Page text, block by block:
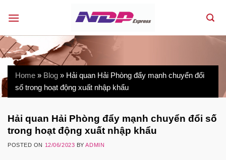
Home » Blog » Hải quan Hải Phòng đẩy mạnh chuyển đổi
số trong hoạt động xuất nhập khẩu
Hải quan Hải Phòng đẩy mạnh chuyển đổi số
trong hoạt động xuất nhập khẩu
POSTED ON 12/06/2023 BYADMIN